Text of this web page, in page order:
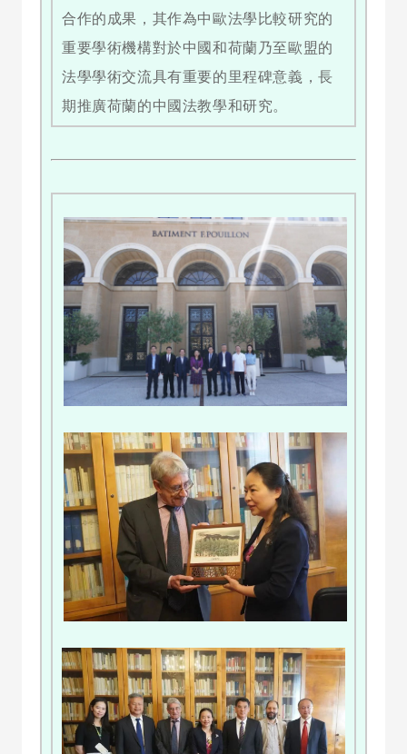
合作的成果，其作為中歐法學比較研究的
重要學術機構對於中國和荷蘭乃至歐盟的
法學學術交流具有重要的里程碑意義，長
期推廣荷蘭的中國法教學和研究。